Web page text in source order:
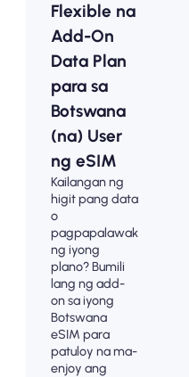
Flexible na
Add-On
Data Plan
para sa
Botswana
(na) User
ng eSIM
Kailangan ng
higit pang data
o
pagpapalawak
ng iyong
plano? Bumili
lang ng add-
on sa iyong
Botswana
eSIM para
patuloy na ma-
enjoy ang